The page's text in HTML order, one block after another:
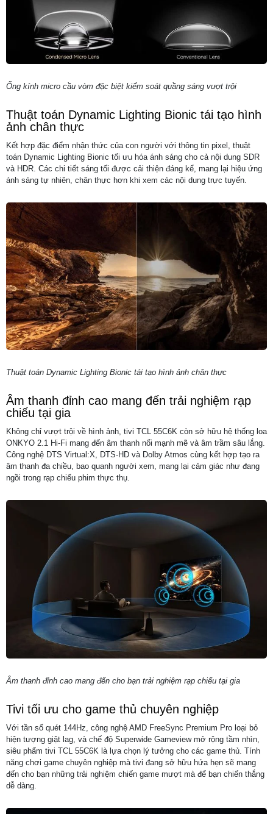
Ống kính micro cầu vòm đặc biệt kiểm soát quầng sáng vượt trội
Thuật toán Dynamic Lighting Bionic tái tạo hình
ảnh chân thực
Kết hợp đặc điểm nhận thức của con người với thông tin pixel, thuật
toán Dynamic Lighting Bionic tối ưu hóa ánh sáng cho cả nội dung SDR
và HDR. Các chi tiết sáng tối được cải thiện đáng kể, mang lại hiệu ứng
ánh sáng tự nhiên, chân thực hơn khi xem các nội dung trực tuyến.
Thuật toán Dynamic Lighting Bionic tái tạo hình ảnh chân thực
Âm thanh đỉnh cao mang đến trải nghiệm rạp
chiếu tại gia
Không chỉ vượt trội về hình ảnh, tivi TCL 55C6K còn sở hữu hệ thống loa
ONKYO 2.1 Hi-Fi mang đến âm thanh nổi mạnh mẽ và âm trầm sâu lắng.
Công nghệ DTS Virtual:X, DTS-HD và Dolby Atmos cùng kết hợp tạo ra
âm thanh đa chiều, bao quanh người xem, mang lại cảm giác như đang
ngồi trong rạp chiếu phim thực thụ.
Âm thanh đỉnh cao mang đến cho bạn trải nghiệm rạp chiếu tại gia
Tivi tối ưu cho game thủ chuyên nghiệp
Với tần số quét 144Hz, công nghệ AMD FreeSync Premium Pro loại bỏ
hiện tượng giật lag, và chế độ Superwide Gameview mở rộng tầm nhìn,
siêu phẩm tivi TCL 55C6K là lựa chọn lý tưởng cho các game thủ. Tính
năng chơi game chuyên nghiệp mà tivi đang sở hữu hứa hẹn sẽ mang
đến cho bạn những trải nghiệm chiến game mượt mà để bạn chiến thắng
dễ dàng.